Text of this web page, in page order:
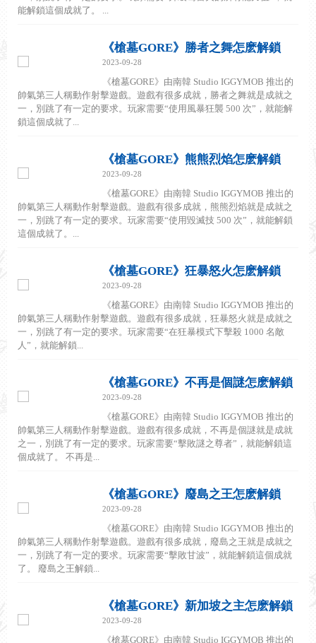
能解鎖這個成就了。 ...
《槍墓GORE》勝者之舞怎麽解鎖
2023-09-28
《槍墓GORE》由南韓 Studio IGGYMOB 推出的
帥氣第三人稱動作射擊遊戲。遊戲有很多成就，勝者之舞就是成就之
一，別跳了有一定的要求。玩家需要“使用風暴狂襲 500 次”，就能解
鎖這個成就了...
《槍墓GORE》熊熊烈焰怎麽解鎖
2023-09-28
《槍墓GORE》由南韓 Studio IGGYMOB 推出的
帥氣第三人稱動作射擊遊戲。遊戲有很多成就，熊熊烈焰就是成就之
一，別跳了有一定的要求。玩家需要“使用毀滅技 500 次”，就能解鎖
這個成就了。...
《槍墓GORE》狂暴怒火怎麽解鎖
2023-09-28
《槍墓GORE》由南韓 Studio IGGYMOB 推出的
帥氣第三人稱動作射擊遊戲。遊戲有很多成就，狂暴怒火就是成就之
一，別跳了有一定的要求。玩家需要“在狂暴模式下擊殺 1000 名敵
人”，就能解鎖...
《槍墓GORE》不再是個謎怎麽解鎖
2023-09-28
《槍墓GORE》由南韓 Studio IGGYMOB 推出的
帥氣第三人稱動作射擊遊戲。遊戲有很多成就，不再是個謎就是成就
之一，別跳了有一定的要求。玩家需要“擊敗謎之尊者”，就能解鎖這
個成就了。 不再是...
《槍墓GORE》廢島之王怎麽解鎖
2023-09-28
《槍墓GORE》由南韓 Studio IGGYMOB 推出的
帥氣第三人稱動作射擊遊戲。遊戲有很多成就，廢島之王就是成就之
一，別跳了有一定的要求。玩家需要“擊敗甘波”，就能解鎖這個成就
了。 廢島之王解鎖...
《槍墓GORE》新加坡之主怎麽解鎖
2023-09-28
《槍墓GORE》由南韓 Studio IGGYMOB 推出的